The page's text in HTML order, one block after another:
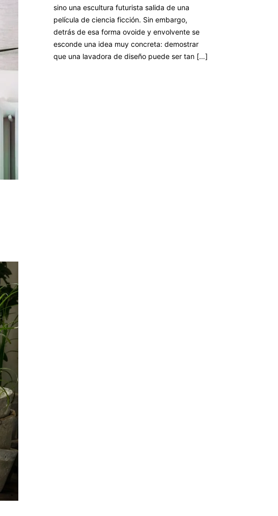
sino una escultura futurista salida de una
película de ciencia ficción. Sin embargo,
detrás de esa forma ovoide y envolvente se
esconde una idea muy concreta: demostrar
que una lavadora de diseño puede ser tan […]